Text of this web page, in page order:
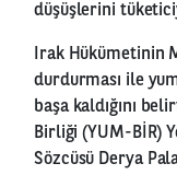
düşüşlerini
Irak Hükümetinin
durdurması ile
başa kaldığını
Birliği (YUM-BİR)
Sözcüsü Derya